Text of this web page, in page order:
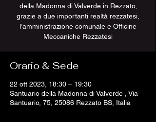
della Madonna di Valverde in Rezzato,
grazie a due importanti realtà rezzatesi,
l’amministrazione comunale e Officine
Meccaniche Rezzatesi
Orario & Sede
22 ott 2023, 18:30 – 19:30
Santuario della Madonna di Valverde , Via
Santuario, 75, 25086 Rezzato BS, Italia